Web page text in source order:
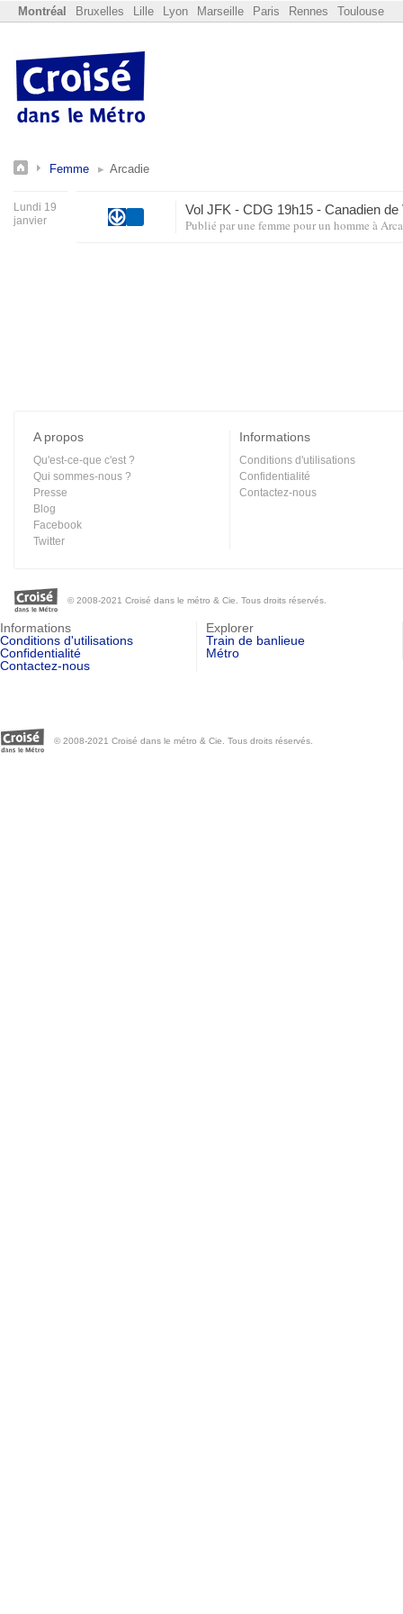
Montréal Bruxelles Lille Lyon Marseille Paris Rennes Toulouse
Femme Arcadie
Lundi 19
janvier
Vol JFK - CDG 19h15 - Canadien
Publié parune femme pour un homme à
A propos
Qu'est-ce-que c'est ?
Qui sommes-nous ?
Presse
Blog
Facebook
Twitter
Informations
Conditions d'utilisations
Confidentialité
Contactez-nous
© 2008-2021 Croisé dans le métro & Cie. Tous droits réservés.
Informations
Conditions d'utilisations
Confidentialité
Contactez-nous
Explorer
Train de banlieue
Métro
© 2008-2021 Croisé dans le métro & Cie. Tous droits réservés.